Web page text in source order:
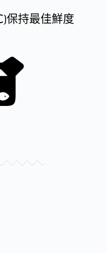
保持最佳鮮度